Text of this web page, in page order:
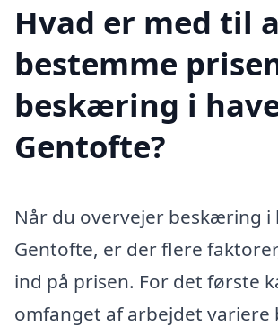
Hvad er med til
bestemme
beskæring i
Gentofte?
Når du overvejer beskæring i
Gentofte, er der flere
ind på prisen. For det første
omfanget af arbejdet variere